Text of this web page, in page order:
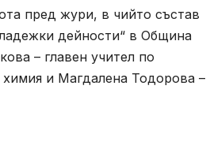
пред жури, в чийто състав
дейности“ в Община
– главен учител по
и Магдалена Тодорова –